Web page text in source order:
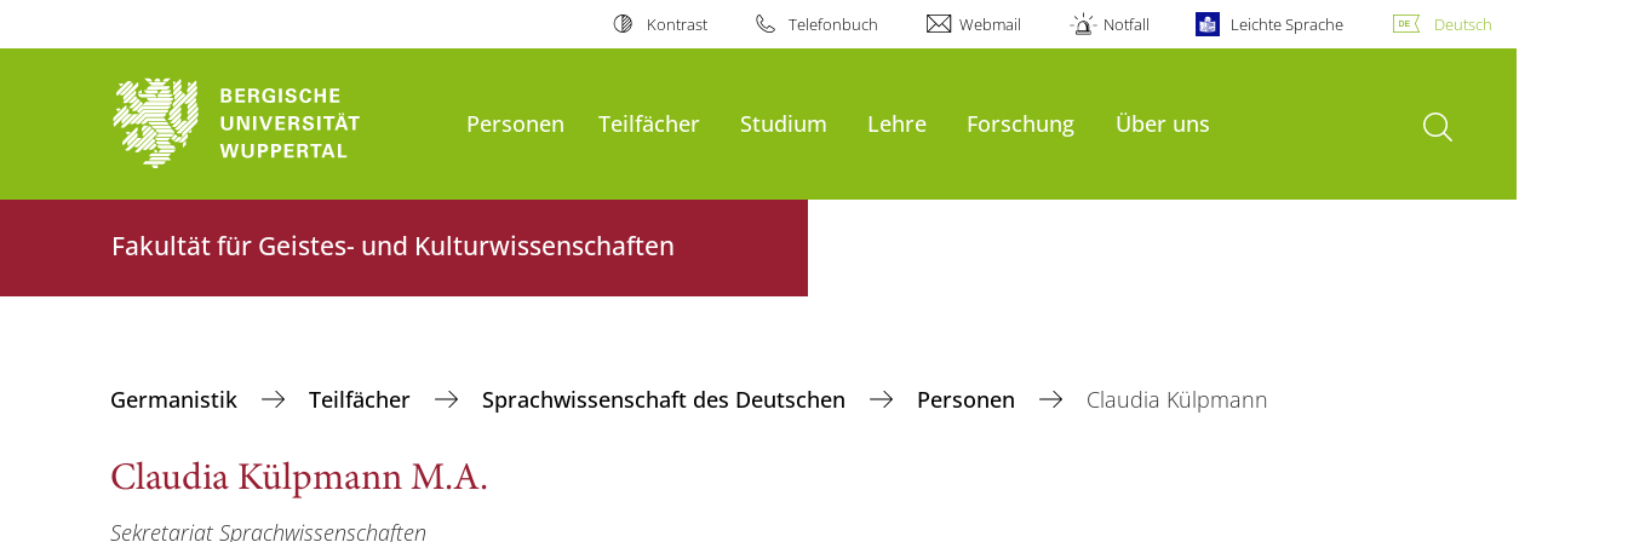
Kontrast Telefonbuch Webmail Notfall Leichte Sprache Deutsch
Personen Teilfächer Studium Lehre Forschung Über uns Suche öffnen
Fakultät für Geistes- und Kulturwissenschaften
Germanistik Teilfächer Sprachwissenschaft des Deutschen Personen Claudia Külpmann
Claudia Külpmann M.A.
Sekretariat Sprachwissenschaften